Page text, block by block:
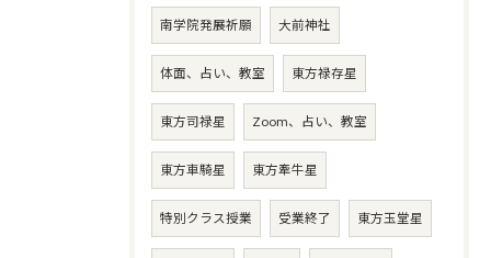
南学院発展祈願 大前神社
体面、占い、教室 東方禄存星
東方司禄星 Zoom、占い、教室
東方車騎星 東方牽牛星
特別クラス授業 受業終了 東方玉堂星